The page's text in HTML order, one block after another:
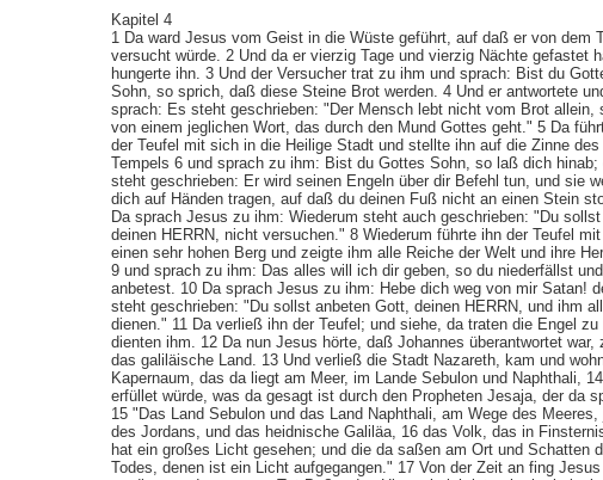
Kapitel 4
1 Da ward Jesus vom Geist in die Wüste geführt, auf daß er von dem
versucht würde. 2 Und da er vierzig Tage und vierzig Nächte gefastet
hungerte ihn. 3 Und der Versucher trat zu ihm und sprach: Bist du
Sohn, so sprich, daß diese Steine Brot werden. 4 Und er antwortete
sprach: Es steht geschrieben: "Der Mensch lebt nicht vom Brot allein,
von einem jeglichen Wort, das durch den Mund Gottes geht." 5 Da
der Teufel mit sich in die Heilige Stadt und stellte ihn auf die Zinne des
Tempels 6 und sprach zu ihm: Bist du Gottes Sohn, so laß dich hinab;
steht geschrieben: Er wird seinen Engeln über dir Befehl tun, und sie
dich auf Händen tragen, auf daß du deinen Fuß nicht an einen Stein
Da sprach Jesus zu ihm: Wiederum steht auch geschrieben: "Du sollst
deinen HERRN, nicht versuchen." 8 Wiederum führte ihn der Teufel
einen sehr hohen Berg und zeigte ihm alle Reiche der Welt und ihre
9 und sprach zu ihm: Das alles will ich dir geben, so du niederfällst
anbetest. 10 Da sprach Jesus zu ihm: Hebe dich weg von mir Satan!
steht geschrieben: "Du sollst anbeten Gott, deinen HERRN, und ihm
dienen." 11 Da verließ ihn der Teufel; und siehe, da traten die Engel zu
dienten ihm. 12 Da nun Jesus hörte, daß Johannes überantwortet war,
das galiläische Land. 13 Und verließ die Stadt Nazareth, kam und
Kapernaum, das da liegt am Meer, im Lande Sebulon und Naphthali,
erfüllet würde, was da gesagt ist durch den Propheten Jesaja, der da
15 "Das Land Sebulon und das Land Naphthali, am Wege des Meeres,
des Jordans, und das heidnische Galiläa, 16 das Volk, das in
hat ein großes Licht gesehen; und die da saßen am Ort und Schatten
Todes, denen ist ein Licht aufgegangen." 17 Von der Zeit an fing